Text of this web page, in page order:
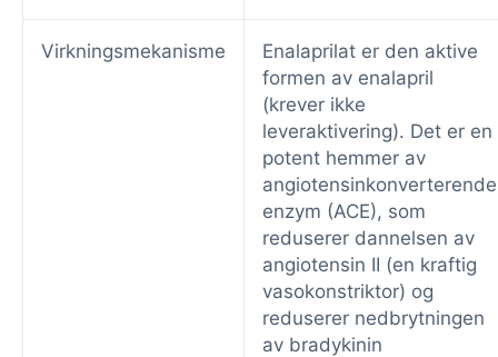
Virkningsmekanisme
Enalaprilat er den aktive
formen av enalapril
(krever ikke
leveraktivering). Det er en
potent hemmer av
angiotensinkonverterende
enzym (ACE), som
reduserer dannelsen av
angiotensin II (en kraftig
vasokonstriktor) og
reduserer nedbrytningen
av bradykinin